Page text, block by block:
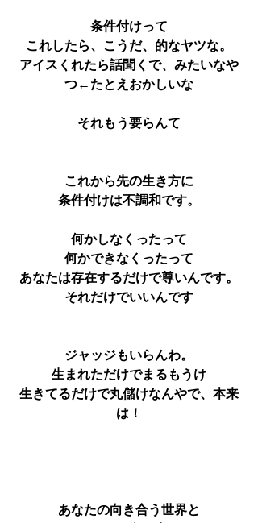
条件付けって
これしたら、こうだ、的なヤツな。
アイスくれたら話聞くで、みたいなや
つ←たとえおかしいな
それもう要らんて
これから先の生き方に
条件付けは不調和です。
何かしなくったって
何かできなくったって
あなたは存在するだけで尊いんです。
それだけでいいんです
ジャッジもいらんわ。
生まれただけでまるもうけ
生きてるだけで丸儲けなんやで、本来
は！
あなたの向き合う世界と